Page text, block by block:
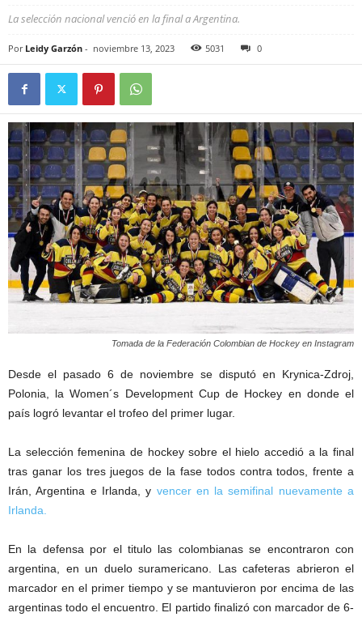
La selección nacional venció en la final a Argentina.
Por Leidy Garzón - noviembre 13, 2023 5031 0
Tomada de la Federación Colombian de Hockey en Instagram
Desde el pasado 6 de noviembre se disputó en Krynica-Zdroj,
Polonia, la Women´s Development Cup de Hockey en donde el
país logró levantar el trofeo del primer lugar.
La selección femenina de hockey sobre el hielo accedió a la final
tras ganar los tres juegos de la fase todos contra todos, frente a
Irán, Argentina e Irlanda, y vencer en la semifinal nuevamente a
Irlanda.
En la defensa por el titulo las colombianas se encontraron con
argentina, en un duelo suramericano. Las cafeteras abrieron el
marcador en el primer tiempo y se mantuvieron por encima de las
argentinas todo el encuentro. El partido finalizó con marcador de 6-